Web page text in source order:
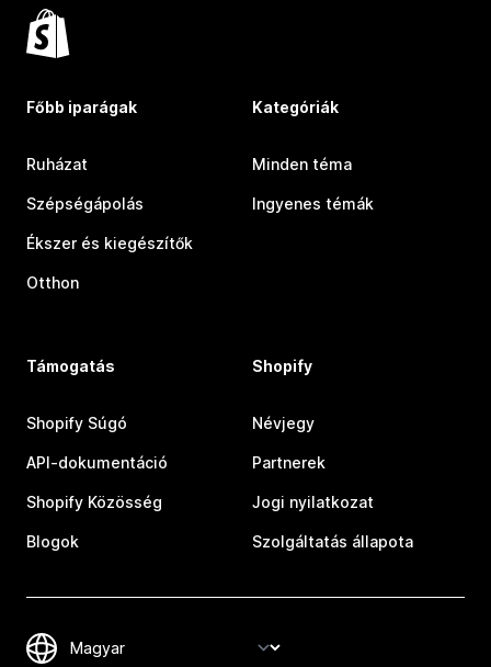
Főbb iparágak
Ruházat
Szépségápolás
Ékszer és kiegészítők
Otthon
Kategóriák
Minden téma
Ingyenes témák
Támogatás
Shopify Súgó
API-dokumentáció
Shopify Közösség
Blogok
Shopify
Névjegy
Partnerek
Jogi nyilatkozat
Szolgáltatás állapota